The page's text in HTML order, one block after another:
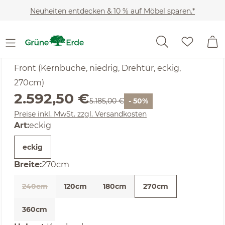
Zum Hauptinhalt springen
Neuheiten entdecken & 10 % auf Möbel sparen.*
Noch keine Bewertungen
Akumi
Front (Kernbuche, niedrig, Drehtür, eckig,
270cm)
Verkaufspreis:
2.592,50 €Regulärer Preis:
5.185,00 € - 50%
Preise inkl. MwSt. zzgl. Versandkosten
Artauswählen
:eckig
eckig
Breiteauswählen
:270cm
240cm 120cm 180cm 270cm
360cm